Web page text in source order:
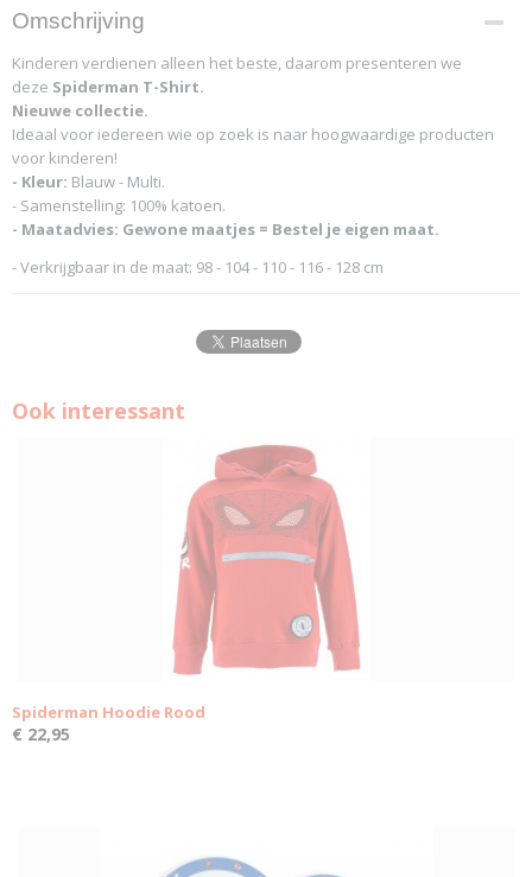
Productcode
4795-12197
Omschrijving
Kinderen verdienen alleen het beste, daarom presenteren we
deze Spiderman T-Shirt.
Nieuwe collectie.
Ideaal voor iedereen wie op zoek is naar hoogwaardige producten
voor kinderen!
- Kleur: Blauw - Multi.
- Samenstelling: 100% katoen.
- Maatadvies: Gewone maatjes = Bestel je eigen maat.
- Verkrijgbaar in de maat: 98 - 104 - 110 - 116 - 128 cm
Ook interessant
Spiderman Hoodie Rood
€ 22,95